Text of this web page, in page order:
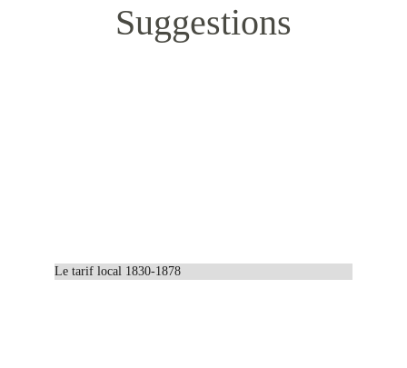
Suggestions
Le tarif local 1830-1878